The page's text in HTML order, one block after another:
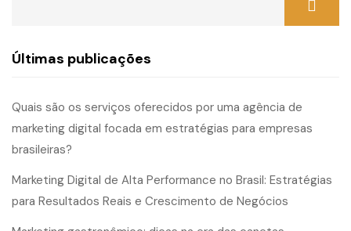
Últimas publicações
Quais são os serviços oferecidos por uma agência de
marketing digital focada em estratégias para empresas
brasileiras?
Marketing Digital de Alta Performance no Brasil: Estratégias
para Resultados Reais e Crescimento de Negócios